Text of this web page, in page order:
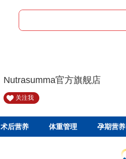
Nutrasumma官方旗舰店
关注我
术后营养 体重管理 孕期营养